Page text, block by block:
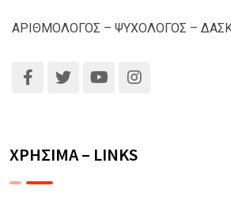
ΑΡΙΘΜΟΛΟΓΟΣ – ΨΥΧΟΛΟΓΟΣ –
ΧΡΗΣΙΜΑ – LINKS